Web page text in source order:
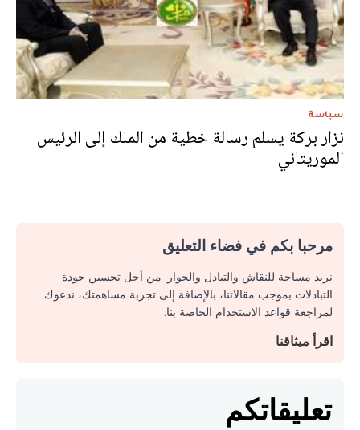
سياسة
نزار بركة يسلم رسالة خطية من الملك إلى الرئيس
الموريتاني
مرحبا بكم في فضاء التعليق
نريد مساحة للنقاش والتبادل والحوار. من أجل تحسين جودة
التبادلات بموجب مقالاتنا، بالإضافة إلى تجربة مساهمتك، ندعوك
لمراجعة قواعد الاستخدام الخاصة بنا.
اقرأ ميثاقنا
تعليقاتكم